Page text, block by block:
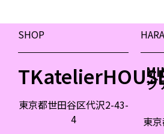
SHOP
東京都世田谷区代沢2-43-
4
グ
東